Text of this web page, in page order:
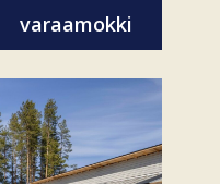
varaamokki